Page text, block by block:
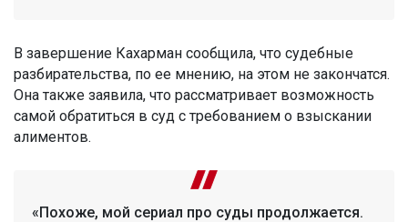
В завершение Кахарман сообщила, что судебные
разбирательства, по ее мнению, на этом не закончатся.
Она также заявила, что рассматривает возможность
самой обратиться в суд с требованием о взыскании
алиментов.
«Похоже, мой сериал про суды продолжается.